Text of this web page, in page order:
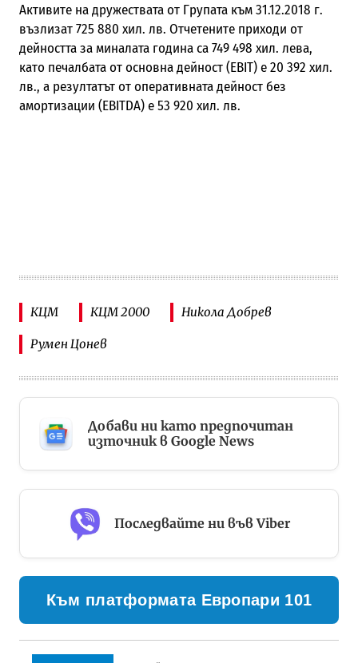
Активите на дружествата от Групата към 31.12.2018 г.
възлизат 725 880 хил. лв. Отчетените приходи от
дейността за миналата година са 749 498 хил. лева,
като печалбата от основна дейност (EBIT)е 20 392 хил.
лв., а резултатът от оперативната дейност без
амортизации (EBITDA)е 53 920 хил. лв.
КЦМ КЦМ 2000 Никола Добрев
Румен Цонев
Добави ни като предпочитан
източник в Google News
Последвайте ни във Viber
Към платформата Европари 101